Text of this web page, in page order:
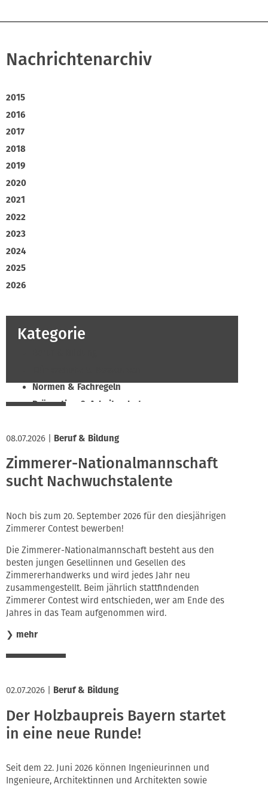
Nachrichtenarchiv
2015
2016
2017
2018
2019
2020
2021
2022
2023
2024
2025
2026
Kategorie
Normen & Fachregeln
Prävention & Arbeitsschutz
Soziales & Tarifpolitik
Verband & Innungen
08.07.2026 Beruf & Bildung
Zimmerer-Nationalmannschaft
sucht Nachwuchstalente
Noch bis zum 20. September 2026 für den diesjährigen
Zimmerer Contest bewerben!
Die Zimmerer-Nationalmannschaft besteht aus den
besten jungen Gesellinnen und Gesellen des
Zimmererhandwerks und wird jedes Jahr neu
zusammengestellt. Beim jährlich stattfindenden
Zimmerer Contest wird entschieden, wer am Ende des
Jahres in das Team aufgenommen wird.
❯ mehr
02.07.2026 Beruf & Bildung
Der Holzbaupreis Bayern startet
in eine neue Runde!
Seit dem 22. Juni 2026 können Ingenieurinnen und
Ingenieure, Architektinnen und Architekten sowie